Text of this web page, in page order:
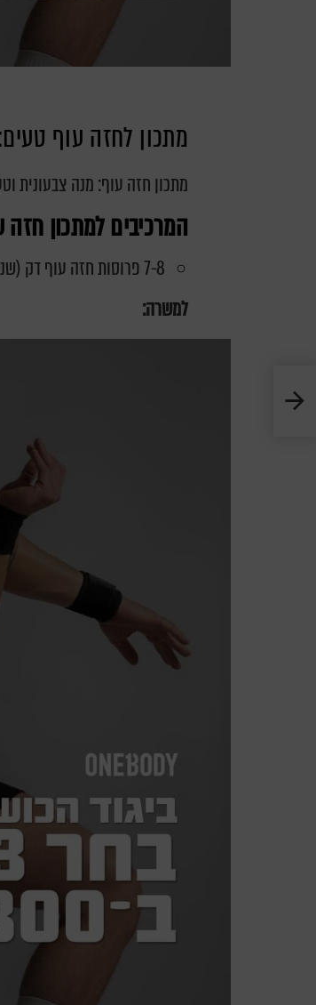
מתכון לחזה עוף
מתכון חזה עוף:מנה צבעונית
המרכיבים למתכון חזה
7-8 פרוסות חזה עוף דק (שניצל), חתוך לקוביות לא קטנות
למשרה: